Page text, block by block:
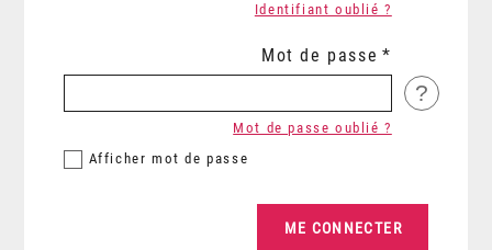
Identifiant oublié ?
Mot de passe
?
Afficher mot de passe
Mot de passe oublié ?